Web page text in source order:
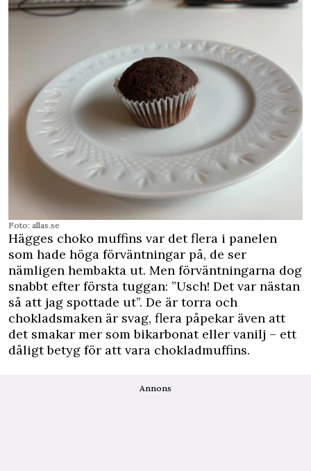
Foto: allas.se
Hägges choko muffins var det flera i panelen
som hade höga förväntningar på, de ser
nämligen hembakta ut. Men förväntningarna dog
snabbt efter första tuggan: ”Usch! Det var nästan
så att jag spottade ut”. De är torra och
chokladsmaken är svag, flera påpekar även att
det smakar mer som bikarbonat eller vanilj – ett
dåligt betyg för att vara chokladmuffins.
Annons